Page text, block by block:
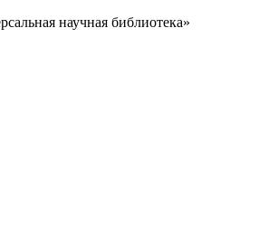
научная библиотека»